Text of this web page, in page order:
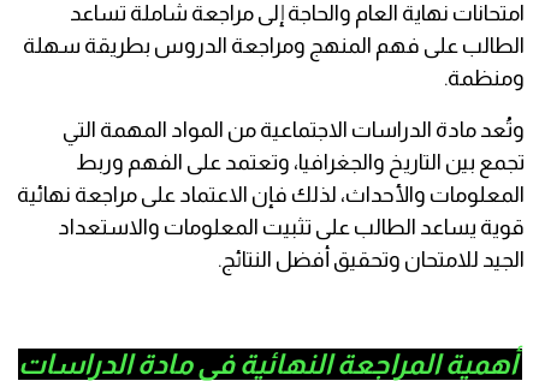
نهاية العام والحاجة إلى مراجعة شاملة تساعد
على فهم المنهج ومراجعة الدروس بطريقة سهلة
مادة الدراسات الاجتماعية من المواد المهمة التي
بين التاريخ والجغرافيا، وتعتمد على الفهم وربط
والأحداث، لذلك فإن الاعتماد على مراجعة نهائية
يساعد الطالب على تثبيت المعلومات والاستعداد
للامتحان وتحقيق أفضل النتائج.
المراجعة النهائية في مادة الدراسات